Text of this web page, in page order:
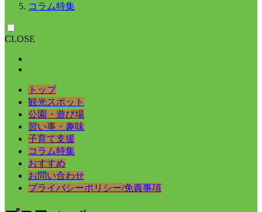
コラム特集
CLOSE
トップ
観光スポット
公園・遊び場
習い事・趣味
子育て支援
コラム特集
おすすめ
お問い合わせ
プライバシーポリシー/免責事項